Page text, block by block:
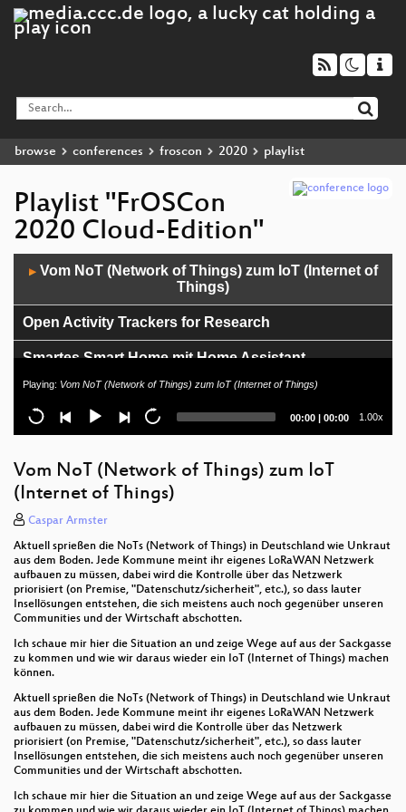
browse conferences froscon 2020 playlist
Playlist "FrOSCon
2020 Cloud-Edition"
Player
▶Vom NoT (Network of Things) zum IoT (Internet of
Things)
Open Activity Trackers for Research
Smartes Smart Home mit Home Assistant
ODF, PDF & LibreOffice - Workflows fürs
digitalisierte Büro
Shutdown
Eliminating the database bottleneck for proper
Infrastructure Review
The Changing Landscape of Open Source
Databases
5 kinds of NoSQL
Remote control? How to organize work in Corona
times and what we can learn from Open Source
communities.
God does not play dice!
Playing: Vom NoT (Network of Things) zum IoT (Internet of Things)
Current
00:00 | Total
00:00 1.00x
Vom NoT (Network of Things) zum IoT
(Internet of Things)
Caspar Armster
Aktuell sprießen die NoTs (Network of Things) in Deutschland wie Unkraut
aus dem Boden. Jede Kommune meint ihr eigenes LoRaWAN Netzwerk
aufbauen zu müssen, dabei wird die Kontrolle über das Netzwerk
priorisiert (on Premise, "Datenschutz/sicherheit", etc.), so dass lauter
Insellösungen entstehen, die sich meistens auch noch gegenüber unseren
Communities und der Wirtschaft abschotten.
Ich schaue mir hier die Situation an und zeige Wege auf aus der Sackgasse
zu kommen und wie wir daraus wieder ein IoT (Internet of Things) machen
können.
Aktuell sprießen die NoTs (Network of Things) in Deutschland wie Unkraut
aus dem Boden. Jede Kommune meint ihr eigenes LoRaWAN Netzwerk
aufbauen zu müssen, dabei wird die Kontrolle über das Netzwerk
priorisiert (on Premise, "Datenschutz/sicherheit", etc.), so dass lauter
Insellösungen entstehen, die sich meistens auch noch gegenüber unseren
Communities und der Wirtschaft abschotten.
Ich schaue mir hier die Situation an und zeige Wege auf aus der Sackgasse